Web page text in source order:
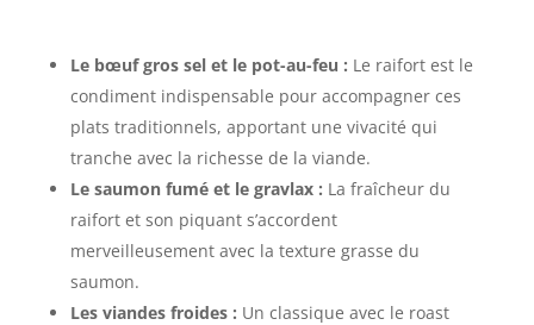
Le bœuf gros sel et le pot-au-feu : Le raifort est le
condiment indispensable pour accompagner ces
plats traditionnels, apportant une vivacité qui
tranche avec la richesse de la viande.
Le saumon fumé et le gravlax : La fraîcheur du
raifort et son piquant s’accordent
merveilleusement avec la texture grasse du
saumon.
Les viandes froides : Un classique avec le roast